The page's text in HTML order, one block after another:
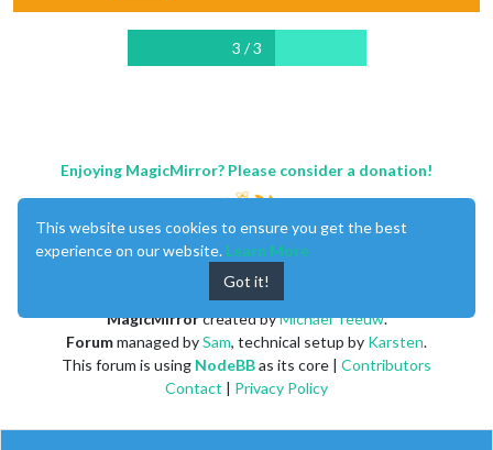
3 / 3
Enjoying MagicMirror? Please consider a donation!
MagicMirrorcreated byMichael Teeuw.
Forummanaged bySam, technical setup by Karsten.
This forum is using NodeBBas its core | Contributors
Contact | Privacy Policy
This website uses cookies to ensure you get the best
experience on our website. Learn More
Got it!